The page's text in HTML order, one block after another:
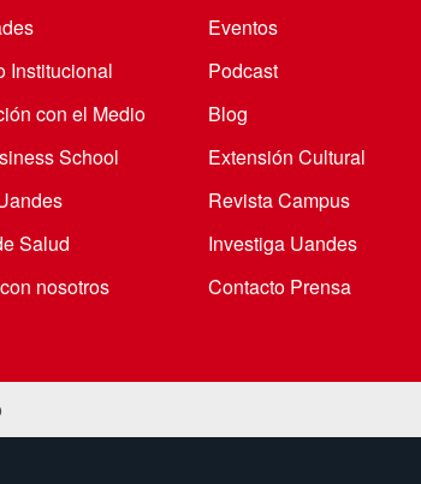
Institucional
con el Medio
School
Salud
nosotros
Eventos
Podcast
Blog
Extensión Cultural
Revista Campus
Investiga Uandes
Contacto Prensa